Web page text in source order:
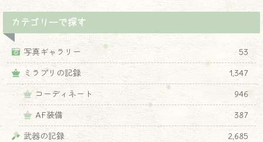
カテゴリーで探す
写真ギャラリー
53
ミラプリの記録
1,347
コーディネート
946
AF装備
387
武器の記録
2,685